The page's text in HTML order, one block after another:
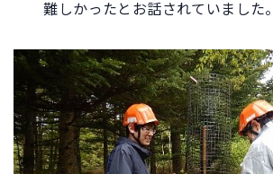
難しかったとお話されていました。